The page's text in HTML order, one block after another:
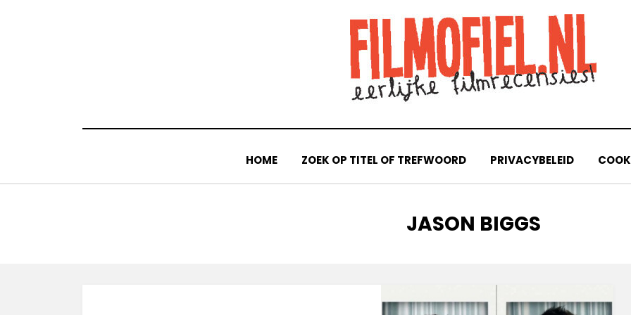
HOME ZOEK OP TITEL OF TREFWOORD PRIVACYBELEID
TAG
:
JASON BIGGS